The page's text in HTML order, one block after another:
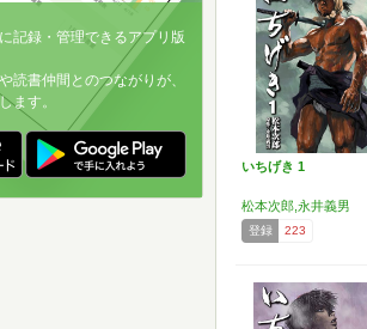
いちげき 1
松本次郎,永井義男
登録 223
記録・管理できるアプリ版
読書仲間とのつながりが、
ます。